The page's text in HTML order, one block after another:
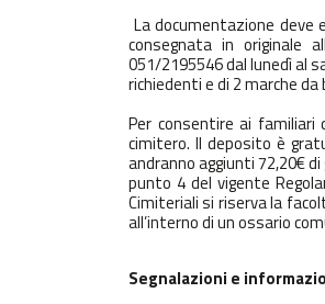
La documentazione deve
consegnata in originale
051/2195546 dal lunedì al
richiedenti e di 2 marche da
Per consentire ai
cimitero. Il deposito è
andranno aggiunti 72,20€
punto 4 del vigente
Cimiteriali si riserva la
all’interno di un ossario
Segnalazioni e